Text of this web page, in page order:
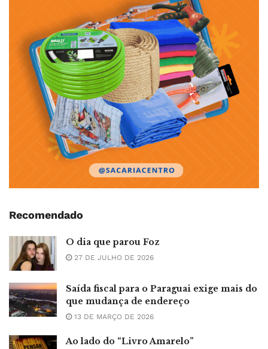
Recomendado
O dia que parou Foz
27 DE JULHO DE 2026
Saída fiscal para o Paraguai exige mais do
que mudança de endereço
13 DE MARÇO DE 2026
Ao lado do “Livro Amarelo”